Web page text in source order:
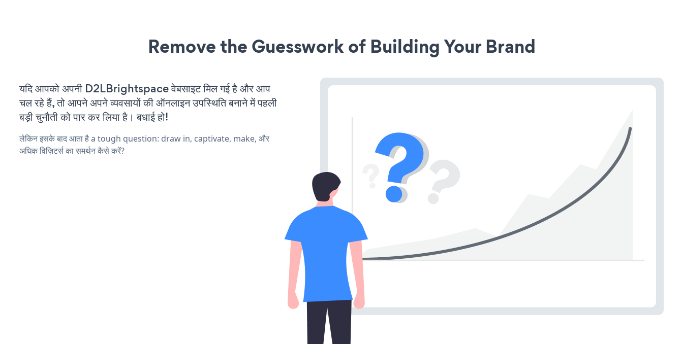
Remove the Guesswork of Building Your Brand
यदि आपको अपनी D2LBrightspace वेबसाइट मिल गई है और आप
चल रहे हैं, तो आपने अपने व्यवसायों की ऑनलाइन उपस्थिति बनाने में पहली
बड़ी चुनौती को पार कर लिया है। बधाई हो!
लेकिन इसके बाद आता है a tough question: draw in, captivate, make, और
अधिक विज़िटर्स का समर्थन कैसे करें?